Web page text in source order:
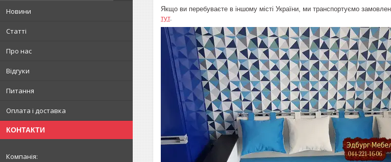
Новини
Статті
Про нас
Відгуки
Питання
Оплата і доставка
КОНТАКТИ
Якщо ви перебуваєте в іншому місті України, ми транспортуємо
тут.